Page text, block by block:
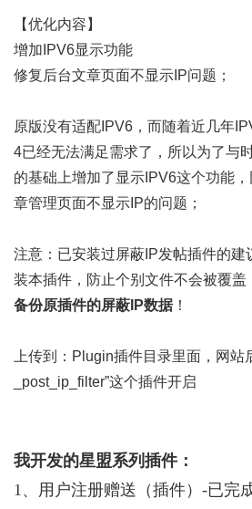
【优化内容】
增加IPV6显示功能
修复后台文章页面不显示IP问题；
原版没有适配IPV6，而随着近几年
4已经无法满足需求了，所以为了与
的基础上增加了显示IPV6这个功能
章管理页面不显示IP的问题；
注意：已安装过屏蔽IP发帖插件的建
装本插件，防止个别文件不会被覆盖
备份原插件的屏蔽IP数据！
上传到：Plugin插件目录里面，网站
_post_ip_filter”这个插件开启
我开发的星盟系列插件：
1、 用户注册赠送 （插件）-已完